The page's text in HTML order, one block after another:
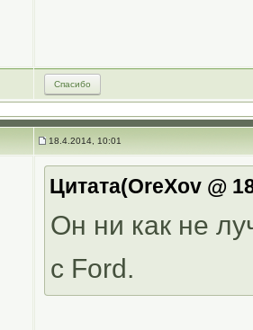
Спасибо
18.4.2014, 10:01
Цитата(OreXov @
Он ни как не
с Ford.